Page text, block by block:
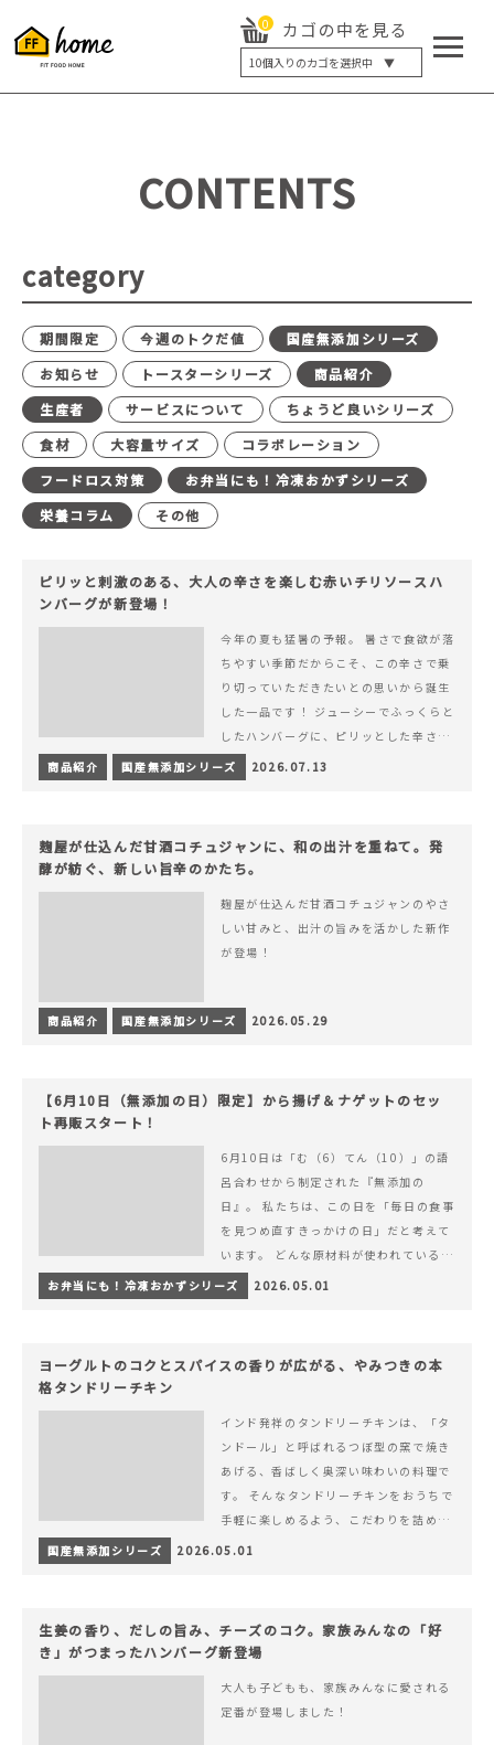
0 カゴの中を見る
10個入りのカゴを選択中 ▼
5個入り
20個入り
最大12%OFF
CONTENTS
category
期間限定 今週のトクだ値
国産無添加シリーズ
お知らせ
トースターシリーズ
商品紹介
生産者
サービスについて
ちょうど良いシリーズ
食材
大容量サイズ
コラボレーション
フードロス対策
お弁当にも！冷凍おかずシリーズ
栄養コラム
その他
ピリッと刺激のある、大人の辛さを楽しむ赤いチリソースハ
ンバーグが新登場！
今年の夏も猛暑の予報。 暑さで食欲が落
ちやすい季節だからこそ、この辛さで乗
り切っていただきたいとの思いから誕生
した一品です！ ジューシーでふっくらと
したハンバーグに、ピリッとした辛さと
コク深い旨みが楽しめる特製チリソース
&hellip; 続きを読む ピリッと刺激のあ
商品紹介 国産無添加シリーズ 2026.07.13
麹屋が仕込んだ甘酒コチュジャンに、和の出汁を重ねて。発
酵が紡ぐ、新しい旨辛のかたち。
麹屋が仕込んだ甘酒コチュジャンのやさ
しい甘みと、出汁の旨みを活かした新作
が登場！
商品紹介 国産無添加シリーズ 2026.05.29
【6月10日（無添加の日）限定】から揚げ＆ナゲットのセッ
ト再販スタート！
6月10日は「む（6）てん（10）」の語
呂合わせから制定された『無添加の
日』。 私たちは、この日を「毎日の食事
を見つめ直すきっかけの日」だと考えて
います。 どんな原材料が使われているの
か。 どのようにつくられているのか。&
hellip; 続きを読む 【6月10日（無添加
お弁当にも！冷凍おかずシリーズ 2026.05.01
ヨーグルトのコクとスパイスの香りが広がる、やみつきの本
格タンドリーチキン
インド発祥のタンドリーチキンは、「タ
ンドール」と呼ばれるつぼ型の窯で焼き
あげる、香ばしく奥深い味わいの料理で
す。 そんなタンドリーチキンをおうちで
手軽に楽しめるよう、こだわりを詰め込
んで仕上げました。 様々なシーンでお召
国産無添加シリーズ 2026.05.01
生姜の香り、だしの旨み、チーズのコク。家族みんなの「好
き」がつまったハンバーグ新登場
大人も子どもも、家族みんなに愛される
定番が登場しました！